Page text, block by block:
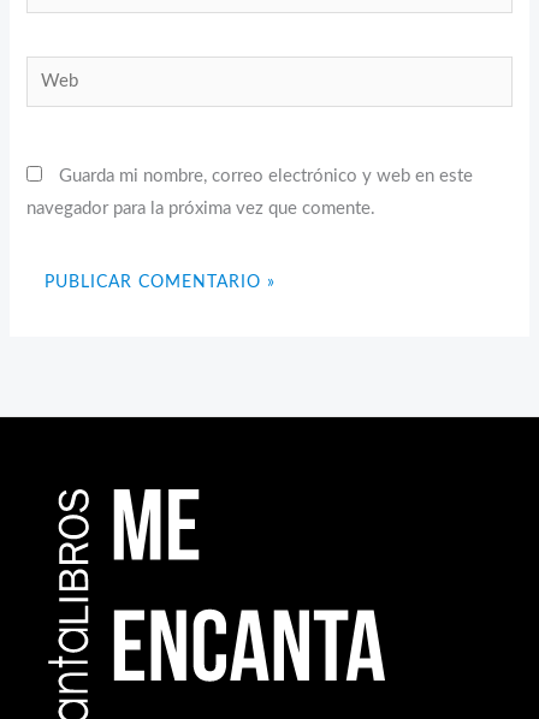
electrónico*
Web
Guarda mi nombre, correo electrónico y web en este
navegador para la próxima vez que comente.